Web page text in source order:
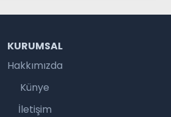
KURUMSAL
Hakkımızda
Künye
İletişim